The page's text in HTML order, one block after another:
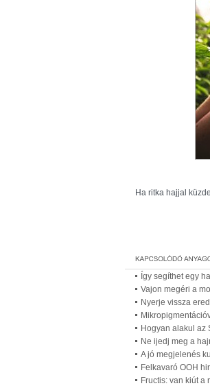
Ha ritka hajjal
Így segíthet egy
Vajon megéri a
Nyerje vissza
Hogyan alakul az
Ne ijedj meg a
A jó megjelenés
Felkavaró OOH
Fructis: van kiút a